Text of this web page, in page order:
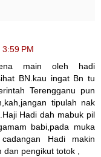
PM
main oleh hadi
BN.kau ingat Bn tu
Terengganu pun
tipulah nak
Hadi dah mabuk pil
babi,pada muka
Hadi makin
pengikut totok ,